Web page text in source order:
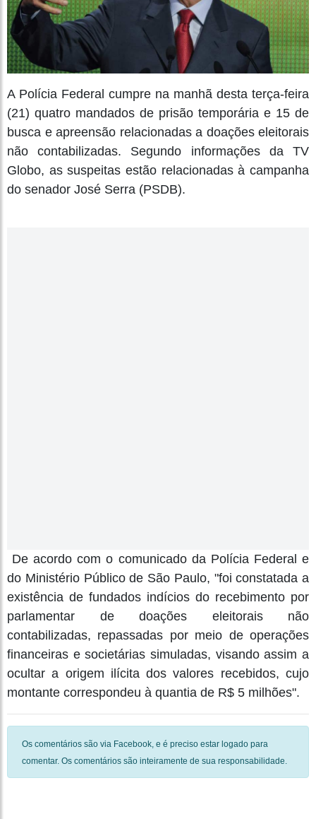
A Polícia Federal cumpre na manhã desta terça-feira
(21) quatro mandados de prisão temporária e 15 de
busca e apreensão relacionadas a doações eleitorais
não contabilizadas. Segundo informações da TV
Globo, as suspeitas estão relacionadas à campanha
do senador José Serra (PSDB).
De acordo com o comunicado da Polícia Federal e
do Ministério Público de São Paulo, "foi constatada a
existência de fundados indícios do recebimento por
parlamentar de doações eleitorais não
contabilizadas, repassadas por meio de operações
financeiras e societárias simuladas, visando assim a
ocultar a origem ilícita dos valores recebidos, cujo
montante correspondeu à quantia de R$ 5 milhões".
Os comentários são via Facebook, e é preciso estar logado para
comentar. Os comentários são inteiramente de sua responsabilidade.